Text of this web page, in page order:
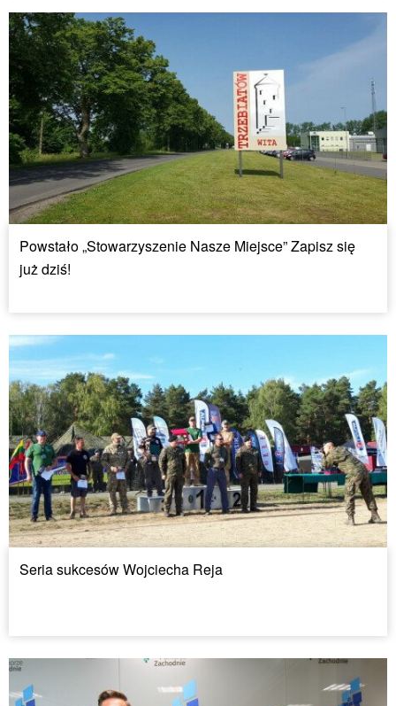
Powstało „Stowarzyszenie Nasze Miejsce” Zapisz się
już dziś!
Seria sukcesów Wojciecha Reja